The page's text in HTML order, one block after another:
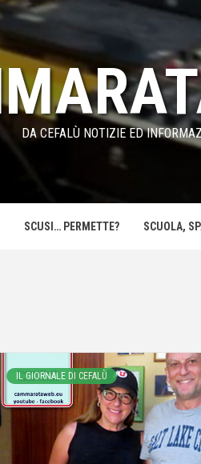
DA CEFALÙ NOTIZIE ED
SCUSI… PERMETTE? SCUOLA,
IL GIORNALE DI CEFALÙ